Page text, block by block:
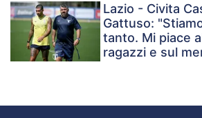
Lazio - Civita
Gattuso:
tanto. Mi piace
ragazzi e sul